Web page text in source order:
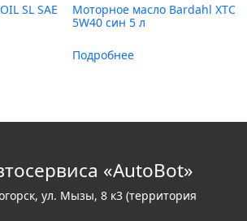
SL SAE
Моторное масло Bardahl XTC
5W40 син 5 л
Подробнее
«AutoBot»
ул. Мызы, 8 к3 (территория